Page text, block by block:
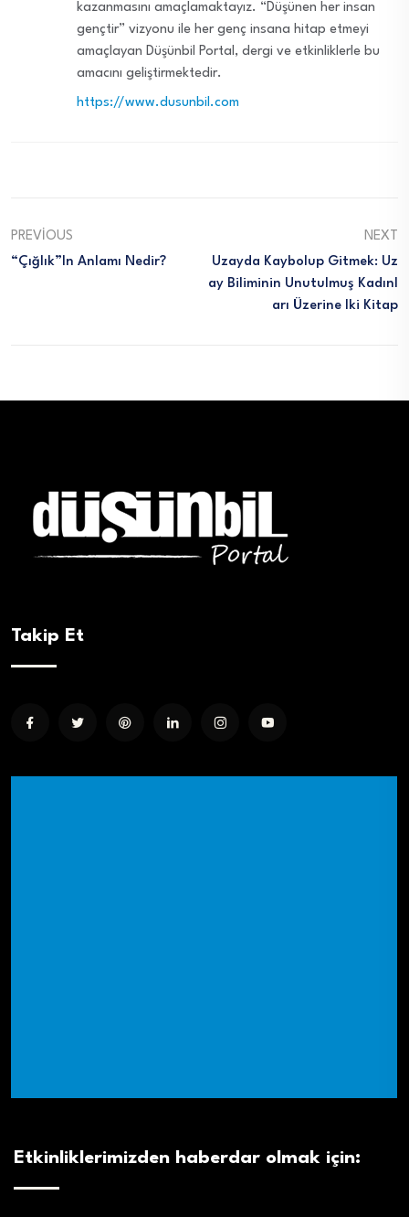
kazanmasını amaçlamaktayız. “Düşünen her insan
gençtir” vizyonu ile her genç insana hitap etmeyi
amaçlayan Düşünbil Portal, dergi ve etkinliklerle bu
amacını geliştirmektedir.
https://www.dusunbil.com
PREVIOUS
“Çığlık”ın Anlamı Nedir?
NEXT
Uzayda Kaybolup Gitmek: Uz
Ay Biliminin Unutulmuş Kadınl
Arı Üzerine Iki Kitap
Takip Et
Etkinliklerimizden haberdar olmak için: